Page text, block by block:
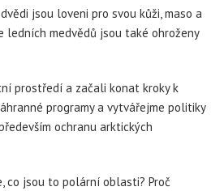
jsou loveni pro svou kůži, maso a
ledních medvědů jsou také ohroženy
prostředí a začali konat kroky k
programy a vytvářejme politiky
ochranu arktických
co jsou to polární oblasti? Proč